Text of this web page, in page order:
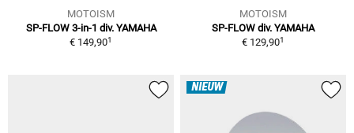
MOTOISM
SP-FLOW 3-in-1 div. YAMAHA
€ 149,901
MOTOISM
SP-FLOW div. YAMAHA
€ 129,901
NIEUW